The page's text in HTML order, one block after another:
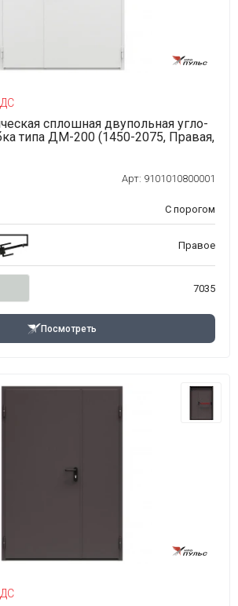
сплошная двупольная угло-
типа ДМ-200 (1450-2075, Правая,
Арт: 9101010800001
С порогом
Правое
7035
Посмотреть